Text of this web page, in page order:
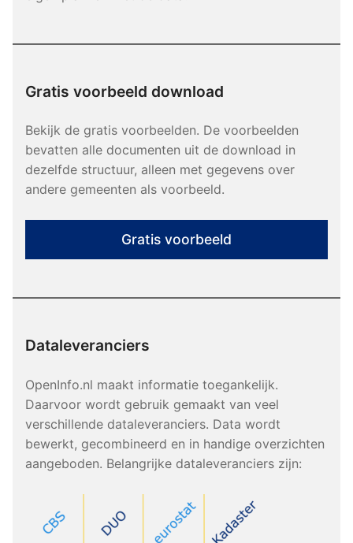
Gratis voorbeeld download
Bekijk de gratis voorbeelden. De voorbeelden
bevatten alle documenten uit de download in
dezelfde structuur, alleen met gegevens over
andere gemeenten als voorbeeld.
Gratis voorbeeld
Dataleveranciers
OpenInfo.nl maakt informatie toegankelijk.
Daarvoor wordt gebruik gemaakt van veel
verschillende dataleveranciers. Data wordt
bewerkt, gecombineerd en in handige overzichten
aangeboden. Belangrijke dataleveranciers zijn: